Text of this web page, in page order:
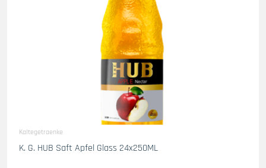
Kaltegetraenke
K. G. HUB Saft Apfel Glass 24x250ML